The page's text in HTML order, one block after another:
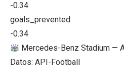
-0.34
goals_prevented
-0.34
Mercedes-Benz Stadium —
Datos: API-Football